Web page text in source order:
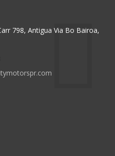
798, Antigua Via Bo Bairoa,